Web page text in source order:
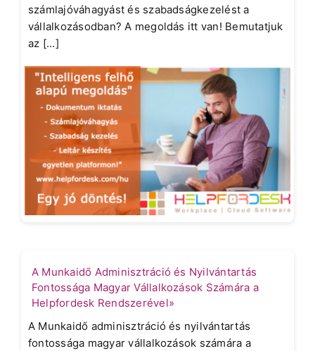
számlajóváhagyást és szabadságkezelést a
vállalkozásodban? A megoldás itt van! Bemutatjuk
az [...]
A Munkaidő Adminisztráció és Nyilvántartás
Fontossága Magyar Vállalkozások Számára a
Helpfordesk Rendszerével»
A Munkaidő adminisztráció és nyilvántartás
fontossága magyar vállalkozások számára a